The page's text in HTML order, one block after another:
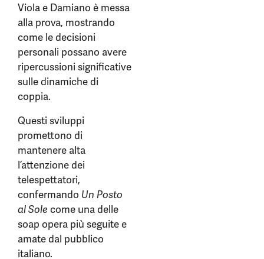
Viola e Damiano è messa
alla prova, mostrando
come le decisioni
personali possano avere
ripercussioni significative
sulle dinamiche di
coppia.
Questi sviluppi
promettono di
mantenere alta
l’attenzione dei
telespettatori,
confermando Un Posto
al Sole come una delle
soap opera più seguite e
amate dal pubblico
italiano.